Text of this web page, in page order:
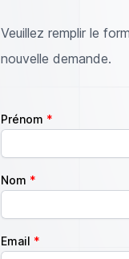
Veuillez remplir le
nouvelle demande.
Prénom
Nom
Email